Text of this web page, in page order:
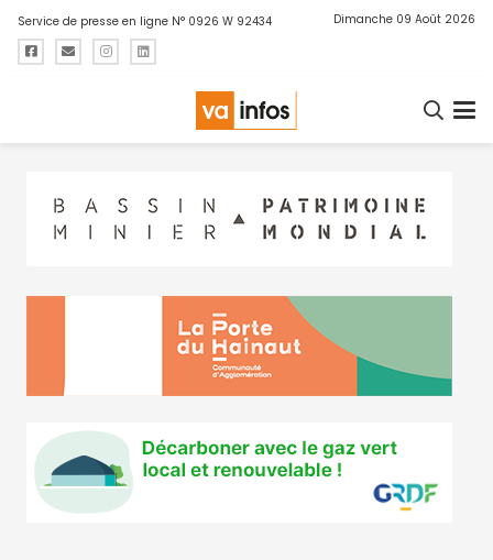
Service de presse en ligne N° 0926 W 92434 Dimanche 09 Août 2026